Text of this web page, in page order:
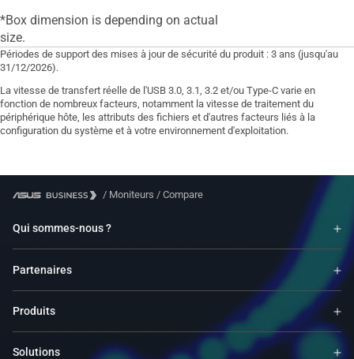
*Box dimension is depending on actual
size.
Périodes de support des mises à jour de sécurité du produit : 3 ans (jusqu'au
31/12/2026).
La vitesse de transfert réelle de l'USB 3.0, 3.1, 3.2 et/ou Type-C varie en
fonction de nombreux facteurs, notamment la vitesse de traitement du
périphérique hôte, les attributs des fichiers et d'autres facteurs liés à la
configuration du système et à votre environnement d'exploitation.
/ Moniteurs / Compare
Qui sommes-nous ?
Partenaires
Produits
Solutions